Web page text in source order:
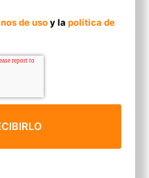
de usoy la política de